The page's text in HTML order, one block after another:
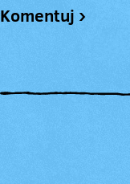
Komentuj ›